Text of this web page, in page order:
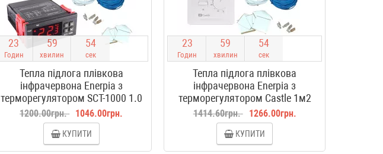
23
Годин
59
хвилин
53
сек
Тепла підлога плівкова
інфрачервона Enerpia з
терморегулятором SCT-1000 1.0
м2
1200.00грн. 1046.00грн.
КУПИТИ
23
Годин
59
хвилин
53
сек
Тепла підлога плівкова
інфрачервона Enerpia з
терморегулятором Castle 1м2
1414.60грн. 1266.00грн.
КУПИТИ